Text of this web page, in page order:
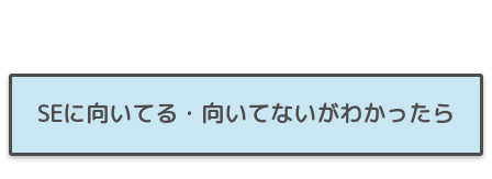
SEに向いてる・向いてないがわかったら